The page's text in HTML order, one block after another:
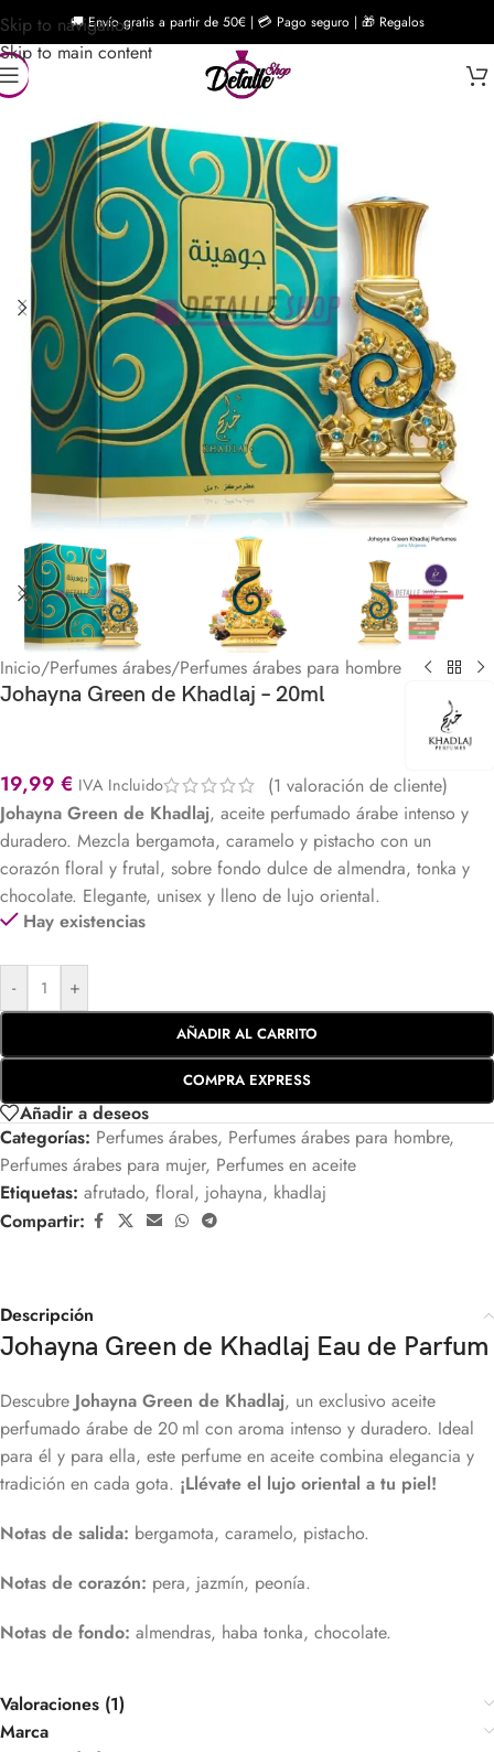
Skip to navigation
Skip to main content
🚚 Envío gratis a partir de 50€ | 💳 Pago seguro | 🎁 Regalos
Inicio/Perfumes árabes/Perfumes árabes para hombre
Johayna Green de Khadlaj – 20ml
19,99 € IVA Incluido (1 valoración de cliente)
Johayna Green de Khadlaj, aceite perfumado árabe intenso y
duradero. Mezcla bergamota, caramelo y pistacho con un
corazón floral y frutal, sobre fondo dulce de almendra, tonka y
chocolate. Elegante, unisex y lleno de lujo oriental.
Hay existencias
- +
AÑADIR AL CARRITO
COMPRA EXPRESS
Añadir a deseos
Categorías: Perfumes árabes, Perfumes árabes para hombre,
Perfumes árabes para mujer, Perfumes en aceite
Etiquetas: afrutado, floral, johayna, khadlaj
Compartir:
Descripción
Johayna Green de Khadlaj Eau de Parfum
Descubre Johayna Green de Khadlaj, un exclusivo aceite
perfumado árabe de 20 ml con aroma intenso y duradero. Ideal
para él y para ella, este perfume en aceite combina elegancia y
tradición en cada gota. ¡Llévate el lujo oriental a tu piel!
Notas de salida: bergamota, caramelo, pistacho.
Notas de corazón: pera, jazmín, peonía.
Notas de fondo: almendras, haba tonka, chocolate.
Valoraciones (1)
Marca